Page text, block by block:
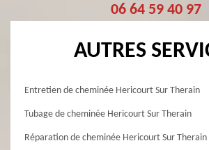
06 64 59 40 97
AUTRES
Entretien de cheminée Hericourt Sur Therain
Tubage de cheminée Hericourt Sur Therain
Réparation de cheminée Hericourt Sur Therain